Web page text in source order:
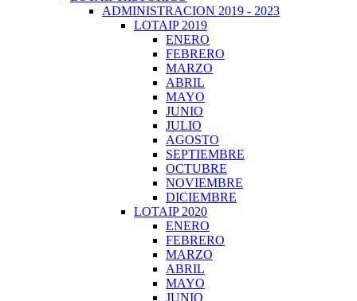
ADMINISTRACION 2019 - 2023
LOTAIP 2019
ENERO
FEBRERO
MARZO
ABRIL
MAYO
JUNIO
JULIO
AGOSTO
SEPTIEMBRE
OCTUBRE
NOVIEMBRE
DICIEMBRE
LOTAIP 2020
ENERO
FEBRERO
MARZO
ABRIL
MAYO
JUNIO